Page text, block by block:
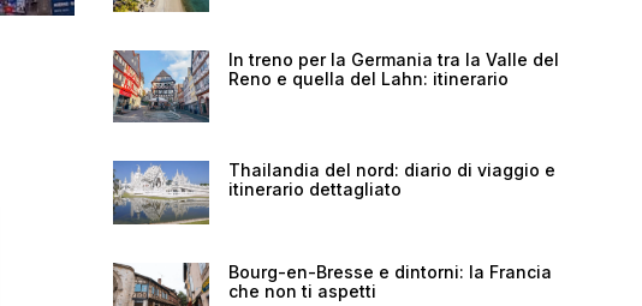
In treno per la Germania tra la Valle del
Reno e quella del Lahn: itinerario
Thailandia del nord: diario di viaggio e
itinerario dettagliato
Bourg-en-Bresse e dintorni: la Francia
che non ti aspetti